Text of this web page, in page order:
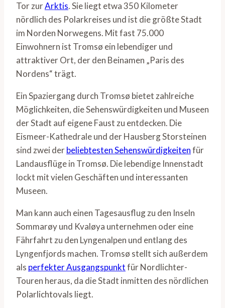
Tor zurArktis. Sie liegt etwa 350 Kilometer
nördlich des Polarkreises und ist die größte Stadt
im Norden Norwegens. Mit fast 75.000
Einwohnern ist Tromsø ein lebendiger und
attraktiver Ort, der den Beinamen „Paris des
Nordens“ trägt.
Ein Spaziergang durch Tromsø bietet zahlreiche
Möglichkeiten, die Sehenswürdigkeiten und Museen
der Stadt auf eigene Faust zu entdecken. Die
Eismeer-Kathedrale und der Hausberg Storsteinen
sind zwei derbeliebtesten Sehenswürdigkeitenfür
Landausflüge in Tromsø. Die lebendige Innenstadt
lockt mit vielen Geschäften und interessanten
Museen.
Man kann auch einen Tagesausflug zu den Inseln
Sommarøy und Kvaløya unternehmen oder eine
Fährfahrt zu den Lyngenalpen und entlang des
Lyngenfjords machen. Tromsø stellt sich außerdem
als perfekter Ausgangspunktfür Nordlichter-
Touren heraus, da die Stadt inmitten des nördlichen
Polarlichtovals liegt.